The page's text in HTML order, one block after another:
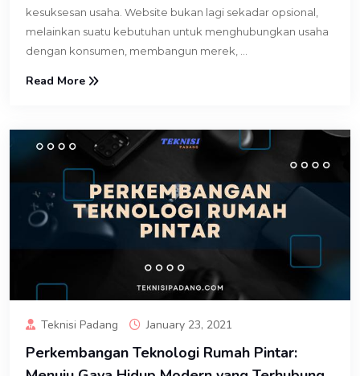
kesuksesan usaha. Website bukan lagi sekadar opsional,
melainkan suatu kebutuhan untuk menghubungkan usaha
dengan konsumen, membangun merek, ...
Read More
Teknisi Padang January 23, 2021
Perkembangan Teknologi Rumah Pintar: